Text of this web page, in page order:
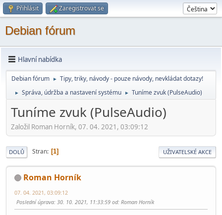
Přihlásit Zaregistrovat se
Debian fórum
Hlavní nabídka
Debian fórum ► Tipy, triky, návody - pouze návody, nevkládat dotazy!
► Správa, údržba a nastavení systému ► Tuníme zvuk (PulseAudio)
Tuníme zvuk (PulseAudio)
Založil Roman Horník, 07. 04. 2021, 03:09:12
DOLŮ Stran 1 UŽIVATELSKÉ AKCE
Roman Horník
07. 04. 2021, 03:09:12
Poslední úprava: 30. 10. 2021, 11:33:59 od: Roman Horník